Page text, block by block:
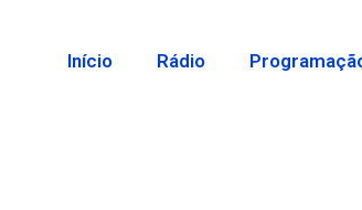
Início Rádio